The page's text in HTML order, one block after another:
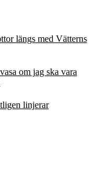
längs med Vätterns
om jag ska vara
linjerar